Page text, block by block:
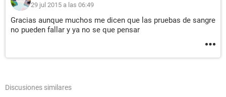
29 jul 2015 a las 06:49
Gracias aunque muchos me dicen que las pruebas de sangre
no pueden fallar y ya no se que pensar
Discusiones similares